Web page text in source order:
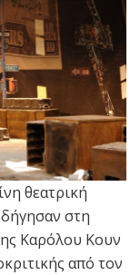
θεατρική
στη
Καρόλου Κουν
από τον